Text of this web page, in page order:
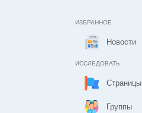
ИЗБРАННОЕ
Новости
ИССЛЕДОВАТЬ
Страницы
Группы